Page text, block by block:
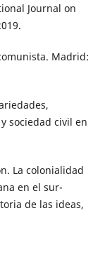
Journal on
Madrid:
sociedad civil en
La colonialidad
en el sur-
de las ideas,